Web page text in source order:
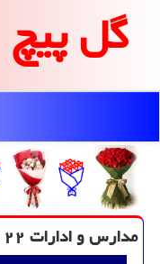
گل پیچ
مدارس و ادارات ۲۲ شهرستان خوزستان تعطیل شد